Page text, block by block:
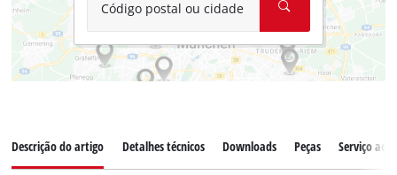
Código postal ou cidade
Descrição do artigo Detalhes técnicos Downloads Peças Serviço ao